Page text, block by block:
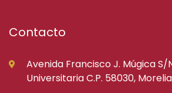
Contacto
Avenida Francisco J. Múgica S/
Universitaria C.P. 58030,